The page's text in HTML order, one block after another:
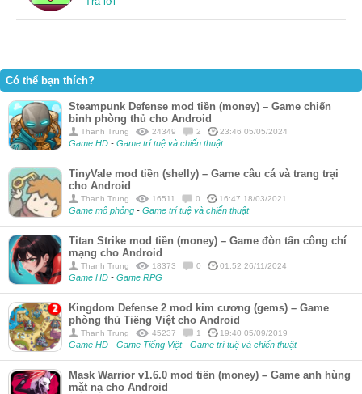
Có thể bạn thích?
Steampunk Defense mod tiền (money) – Game chiến
binh phòng thủ cho Android
Thanh Trung 24349 2 23:46 05/05/2024
Game HD - Game trí tuệ và chiến thuật
TinyVale mod tiền (shelly) – Game câu cá và trang trại
cho Android
Thanh Trung 16511 0 16:47 18/03/2021
Game mô phỏng - Game trí tuệ và chiến thuật
Titan Strike mod tiền (money) – Game đòn tấn công chí
mạng cho Android
Thanh Trung 18373 0 01:52 26/11/2024
Game HD - Game RPG
Kingdom Defense 2 mod kim cương (gems) – Game
phòng thủ Tiếng Việt cho Android
Thanh Trung 45237 1 19:40 05/09/2019
Game HD - Game Tiếng Việt- Game trí tuệ và chiến thuật
Mask Warrior v1.6.0 mod tiền (money) – Game anh hùng
mặt nạ cho Android